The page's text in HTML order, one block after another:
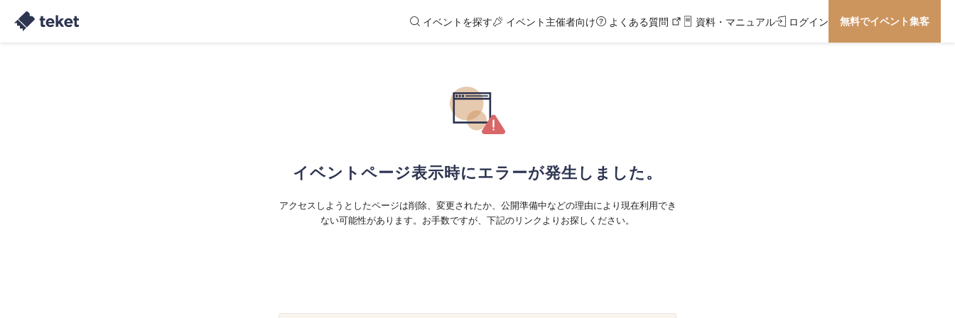
イベントを探す イベント主催者向け よくある質問 資料・マニュアル ログイン 無料でイベント集客
イベントページ表示時にエラーが発生しました。
アクセスしようとしたページは削除、変更されたか、公開準備中などの理由により現在利用でき
ない可能性があります。お手数ですが、下記のリンクよりお探しください。